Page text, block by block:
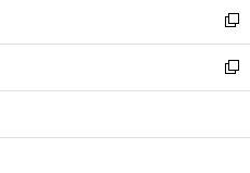
く
で
開
く
ド
ウ
で
開
ィ
ン
ド
ウ
開
い
ウ
ィ
ン
ウ
新
し
い
ウ
ン
新
し
ウ